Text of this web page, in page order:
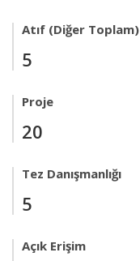
Atıf (Diğer Toplam)
5
Proje
20
Tez Danışmanlığı
5
Açık Erişim